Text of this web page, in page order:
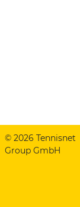
© 2026 Tennisnet
Group GmbH